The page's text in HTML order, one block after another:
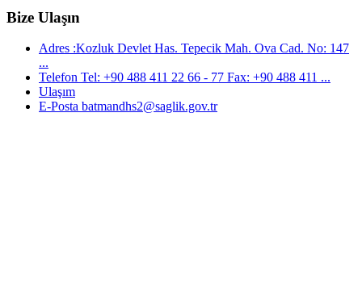
Bize Ulaşın
Adres :Kozluk Devlet Has. Tepecik Mah. Ova Cad. No: 147
...
Telefon Tel: +90 488 411 22 66 - 77 Fax: +90 488 411 ...
Ulaşım
E-Posta batmandhs2@saglik.gov.tr